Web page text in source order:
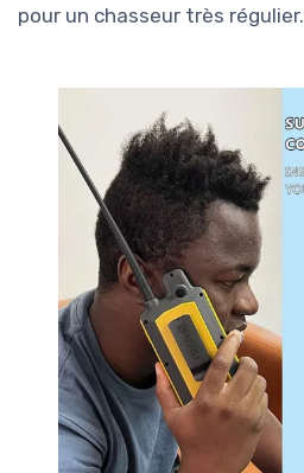
pour un chasseur très régulier.